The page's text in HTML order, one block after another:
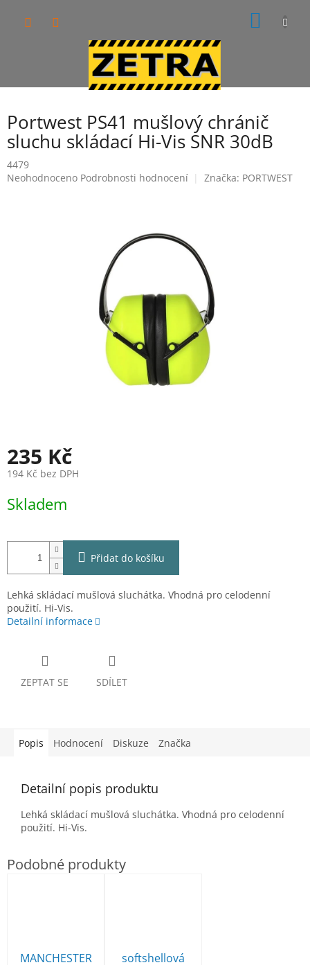
Portwest PS41 mušlový chránič
sluchu skládací Hi-Vis SNR 30dB
4479
Průměrné
Neohodnoceno Podrobnosti hodnocení Značka: PORTWEST
235 Kč
194 Kč bez DPH
cena:
Skladem
Přidat do košíku
Lehká skládací mušlová sluchátka. Vhodná pro celodenní
použití. Hi-Vis.
Detailní informace
ZEPTAT SE SDÍLET
Popis Hodnocení Diskuze Značka
Detailní popis produktu
Lehká skládací mušlová sluchátka. Vhodná pro celodenní
použití. Hi-Vis.
MANCHESTER
softshellová